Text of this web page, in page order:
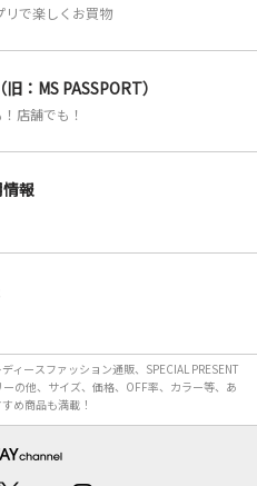
リで楽しくお買物
：MS PASSPORT）
店舗でも！
情報
ィースファッション通販、SPECIAL PRESENT
の他、サイズ、価格、OFF率、カラー等、あ
め商品も満載！